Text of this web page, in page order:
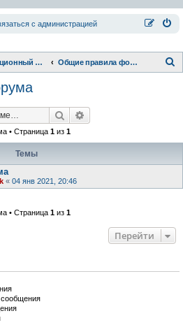
с администрацией
Информационный раздел Общие правила форума
Поиск
• Страница 1из 1
Темы
« 04 янв 2021, 20:46
• Страница 1из 1
Перейти
сообщения